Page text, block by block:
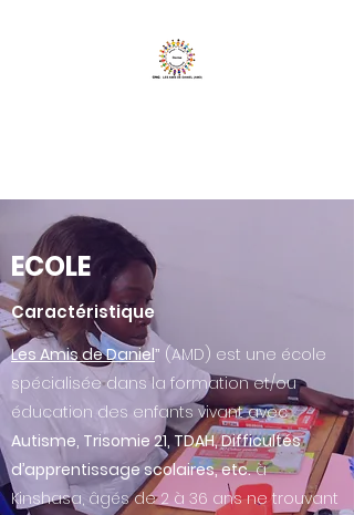
ECOLE
Caractéristique
Les Amis de Danielˮ (AMD) est une école
spécialisée dans la formation et/ou
éducation des enfants vivant avec
Autisme, Trisomie 21, TDAH, Difficultés
d’apprentissage scolaires, etc.à
Kinshasa, âgés de 2 à 36 ans ne trouvant